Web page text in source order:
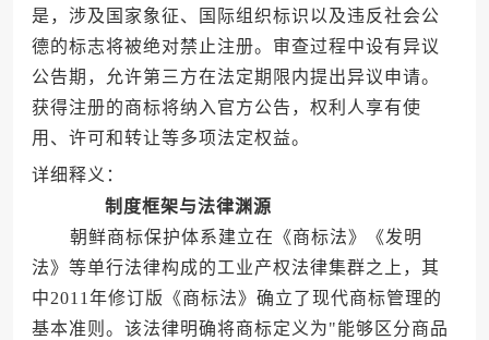
是，涉及国家象征、国际组织标识以及违反社会公
德的标志将被绝对禁止注册。审查过程中设有异议
公告期，允许第三方在法定期限内提出异议申请。
获得注册的商标将纳入官方公告，权利人享有使
用、许可和转让等多项法定权益。
详细释义：
制度框架与法律渊源
朝鲜商标保护体系建立在《商标法》《发明
法》等单行法律构成的工业产权法律集群之上，其
中2011年修订版《商标法》确立了现代商标管理的
基本准则。该法律明确将商标定义为"能够区分商品